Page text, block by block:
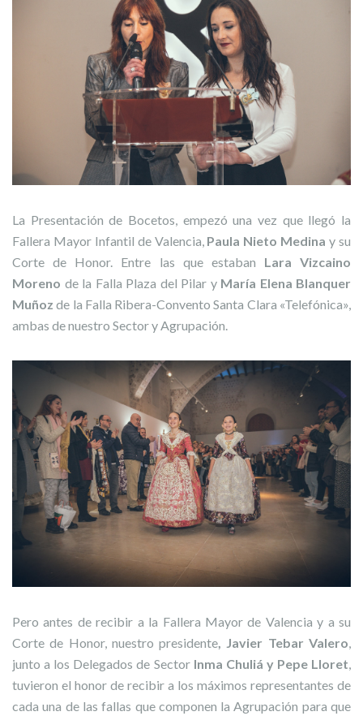
La Presentación de Bocetos, empezó una vez que llegó la
Fallera Mayor Infantil de Valencia, Paula Nieto Medina y su
Corte de Honor. Entre las que estaban Lara Vizcaino
Moreno de la Falla Plaza del Pilar y María Elena Blanquer
Muñoz de la Falla Ribera-Convento Santa Clara «Telefónica»,
ambas de nuestro Sector y Agrupación.
Pero antes de recibir a la Fallera Mayor de Valencia y a su
Corte de Honor, nuestro presidente , Javier Tebar Valero
junto a los Delegados de Sector Inma Chuliá y Pepe Lloret
tuvieron el honor de recibir a los máximos representantes de
cada una de las fallas que componen la Agrupación para que